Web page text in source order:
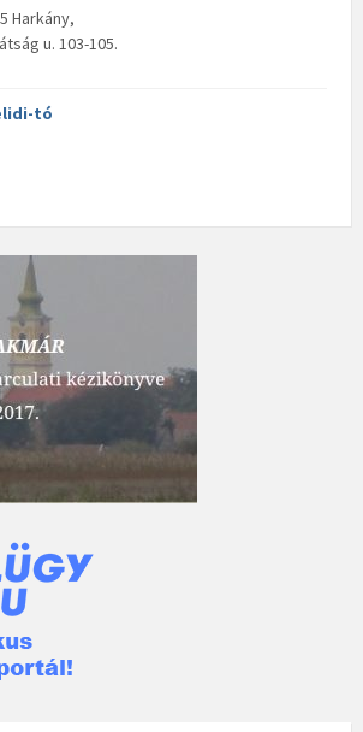
Harkány,
u. 103-105.
tó